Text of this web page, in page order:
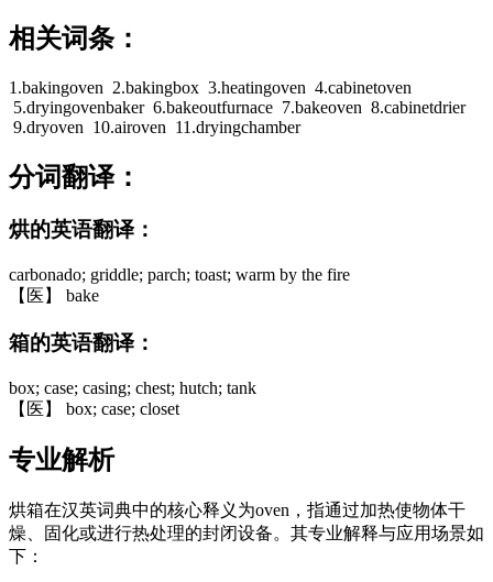
相关词条：
1.bakingoven 2.bakingbox 3.heatingoven 4.cabinetoven
5.dryingovenbaker 6.bakeoutfurnace 7.bakeoven 8.cabinetdrier
9.dryoven 10.airoven 11.dryingchamber
分词翻译：
烘的英语翻译：
carbonado; griddle; parch; toast; warm by the fire
【医】 bake
箱的英语翻译：
box; case; casing; chest; hutch; tank
【医】 box; case; closet
专业解析
烘箱在汉英词典中的核心释义为oven，指通过加热使物体干
燥、固化或进行热处理的封闭设备。其专业解释与应用场景如
下：